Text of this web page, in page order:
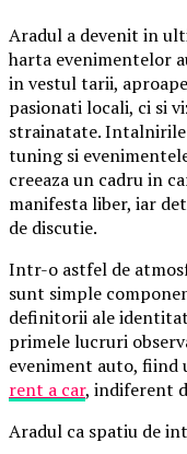
Aradul a devenit in
harta evenimentelor
in vestul tarii,
pasionati locali, ci si
strainatate.
tuning si
creeaza un cadru in
manifesta liber, iar
de discutie.
Intr-o astfel de
sunt simple
definitorii ale
primele lucruri
eveniment auto, fiind
rent a car, indiferent
Aradul ca spatiu de